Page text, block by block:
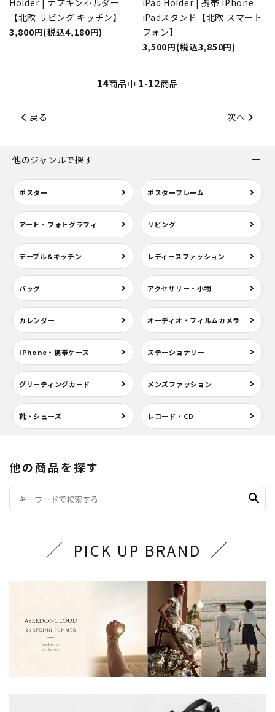
Holder | ナプキンホルダー
【北欧 リビング キッチン】
3,800円(税込4,180円)
iPad Holder | 携帯 iPhone
iPadスタンド【北欧 スマート
フォン】
3,500円(税込3,850円)
14商品中 1-12商品
戻る 次へ
他のジャンルで探す
ポスター ポスターフレーム
アート・フォトグラフィ リビング
テーブル&キッチン レディースファッション
バッグ アクセサリー・小物
カレンダー オーディオ・フィルムカメラ
iPhone・携帯ケース ステーショナリー
グリーティングカード メンズファッション
靴・シューズ レコード・CD
他の商品を探す
search
PICK UP BRAND